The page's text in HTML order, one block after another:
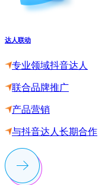
达人联动
专业领域抖音达人
联合品牌推广
产品营销
与抖音达人长期合作